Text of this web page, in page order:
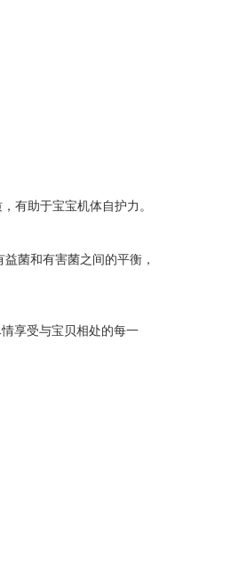
有助于宝宝机体自护力。
菌和有害菌之间的平衡，
享受与宝贝相处的每一